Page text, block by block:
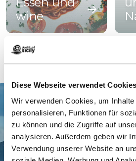
Diese Webseite verwendet Cookies
Wir verwenden Cookies, um
personalisieren, Funktionen für
zu können und die Zugriffe auf
analysieren. Außerdem geben wir
Verwendung unserer Website an
wine
Westsizilien: